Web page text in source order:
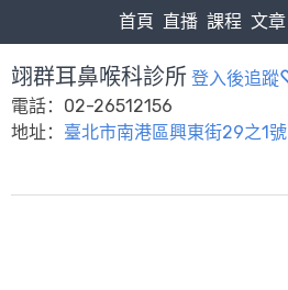
首頁 直播 課程 文章
翊群耳鼻喉科診所 登入後追蹤
電話：02-26512156
地址： 臺北市南港區興東街29之1號